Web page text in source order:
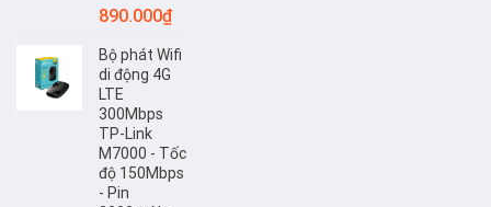
890.000₫
Bộ phát Wifi
di động 4G
LTE
300Mbps
TP-Link
M7000 - Tốc
độ 150Mbps
- Pin